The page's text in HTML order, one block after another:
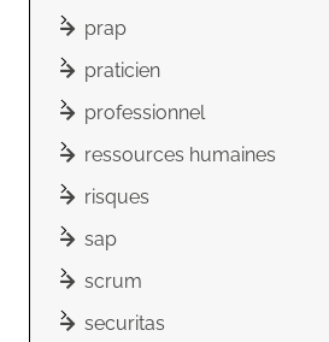
prap
praticien
professionnel
ressources humaines
risques
sap
scrum
securitas